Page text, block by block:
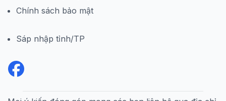
Chính sách bảo mật
Sáp nhập tỉnh/TP